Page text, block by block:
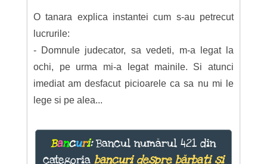
O tanara explica instantei cum s-au petrecut
lucrurile:
- Domnule judecator, sa vedeti, m-a legat la
ochi, pe urma mi-a legat mainile. Si atunci
imediat am desfacut picioarele ca sa nu mi le
lege si pe alea...
Bancuri:Bancul numărul 421 din
categoria bancuri despre bărbați și